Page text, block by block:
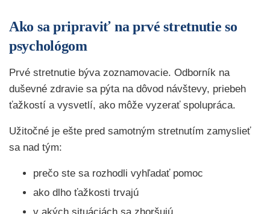
Ako sa pripraviť na prvé stretnutie so
psychológom
Prvé stretnutie býva zoznamovacie. Odborník na
duševné zdravie sa pýta na dôvod návštevy, priebeh
ťažkostí a vysvetlí, ako môže vyzerať spolupráca.
Užitočné je ešte pred samotným stretnutím zamyslieť
sa nad tým:
prečo ste sa rozhodli vyhľadať pomoc
ako dlho ťažkosti trvajú